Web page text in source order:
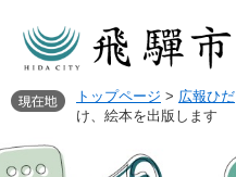
トップページ > 広報ひだ
け、絵本を出版します